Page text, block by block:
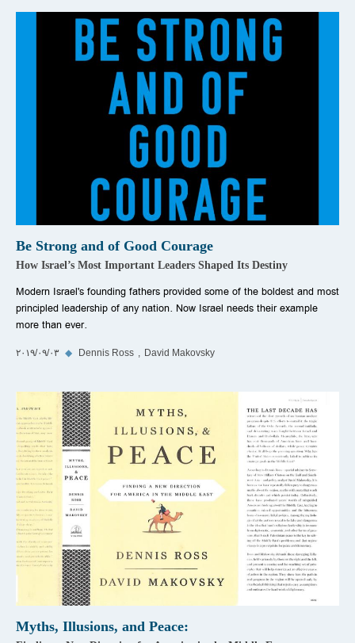
Be Strong and of Good Courage
How Israel’s Most Important Leaders Shaped Its Destiny
Modern Israel's founding fathers provided some of the boldest and most
principled leadership of any nation. Now Israel needs their example
more than ever.
٠٣‏/٠٩‏/٢٠١٩ ◆ Dennis Ross David Makovsky
Myths, Illusions, and Peace: